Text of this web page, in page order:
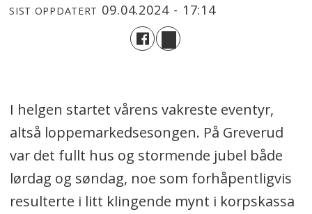
SIST OPPDATERT 09.04.2024 - 17:14
I helgen startet vårens vakreste eventyr,
altså loppemarkedsesongen. På Greverud
var det fullt hus og stormende jubel både
lørdag og søndag, noe som forhåpentligvis
resulterte i litt klingende mynt i korpskassa